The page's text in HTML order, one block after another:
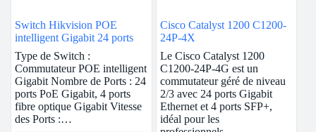
Switch Hikvision POE
intelligent Gigabit 24 ports
Type de Switch :
Commutateur POE intelligent
Gigabit Nombre de Ports : 24
ports PoE Gigabit, 4 ports
fibre optique Gigabit Vitesse
des Ports :…
Cisco Catalyst 1200 C1200-
24P-4X
Le Cisco Catalyst 1200
C1200-24P-4G est un
commutateur géré de niveau
2/3 avec 24 ports Gigabit
Ethernet et 4 ports SFP+,
idéal pour les